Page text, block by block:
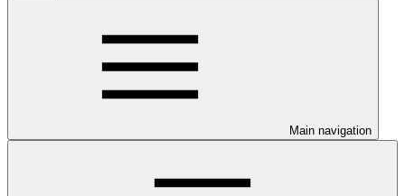
Main navigation